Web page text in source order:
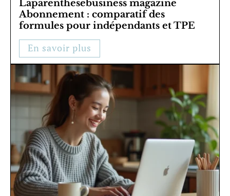
Laparenthesebusiness magazine
Abonnement : comparatif des
formules pour indépendants et TPE
En savoir plus